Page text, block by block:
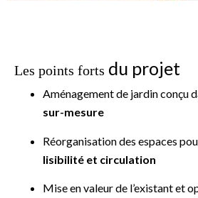
Les points forts du projet
Aménagement de jardin conçu
sur-mesure
Réorganisation des espaces
lisibilité et circulation
Mise en valeur de l’existant et